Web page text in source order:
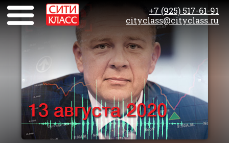
+7 (925) 517-61-91
cityclass@cityclass.ru